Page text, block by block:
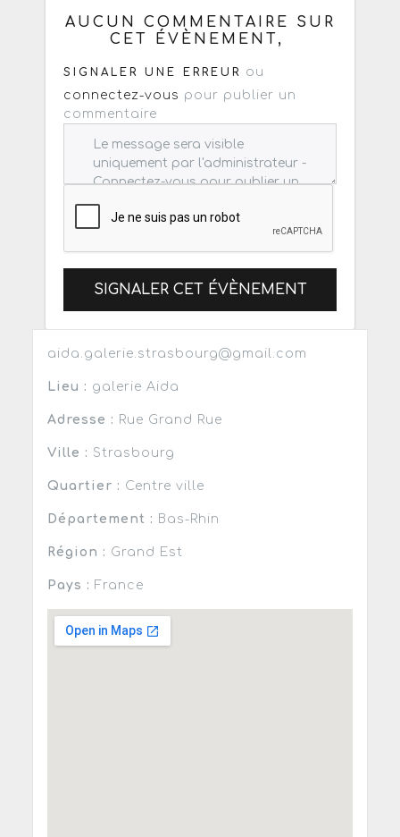
AUCUN COMMENTAIRE SUR
CET ÉVÈNEMENT,
SIGNALER UNE ERREUR
ou
connectez-vous pour publier un
commentaire
SIGNALER CET ÉVÈNEMENT
aida.galerie.strasbourg@gmail.com
Lieu : galerie Aida
Adresse : Rue Grand Rue
Ville : Strasbourg
Quartier : Centre ville
Département : Bas-Rhin
Région : Grand Est
Pays : France